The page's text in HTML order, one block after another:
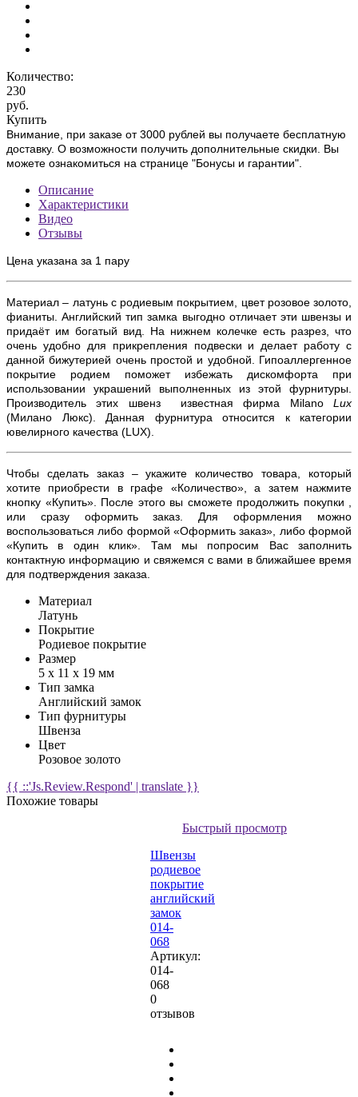
Количество:
230
руб.
Купить
Внимание, при заказе от 3000 рублей вы получаете бесплатную
доставку. О возможности получить дополнительные скидки. Вы
можете ознакомиться на странице "Бонусы и гарантии".
Описание
Характеристики
Видео
Отзывы
Цена указана за 1 пару
Материал – латунь с родиевым покрытием, цвет розовое золото
фианиты. Английский тип замка выгодно отличает эти швензы и
придаёт им богатый вид. На нижнем колечке есть разрез, что
очень удобно для прикрепления подвески и делает работу с
данной бижутерией очень простой и удобной. Гипоаллергенное
покрытие родием поможет избежать дискомфорта при
использовании украшений выполненных из этой фурнитуры.
Производитель этих швенз известная фирма
Milano
Lux
(Милано Люкс). Данная фурнитура относится к категории
ювелирного качества (LUX)
Чтобы сделать заказ – укажите количество товара, который
хотите приобрести в графе «Количество», а затем нажмите
кнопку «Купить». После этого вы сможете продолжить покупки ,
или сразу оформить заказ. Для оформления можно
воспользоваться либо формой «Оформить заказ», либо формой
«Купить в один клик». Там мы попросим Вас заполнить
контактную информацию и свяжемся с вами в ближайшее время
для подтверждения заказа.
Материал
Латунь
Покрытие
Родиевое покрытие
Размер
5 х 11 х 19 мм
Тип замка
Английский замок
Тип фурнитуры
Швенза
Цвет
Розовое золото
{{ ::'Js.Review.Respond' | translate }}
Похожие товары
Быстрый просмотр
Швензы
родиевое
покрытие
английский
замок
014-
068
Артикул:
014-
068
0
отзывов